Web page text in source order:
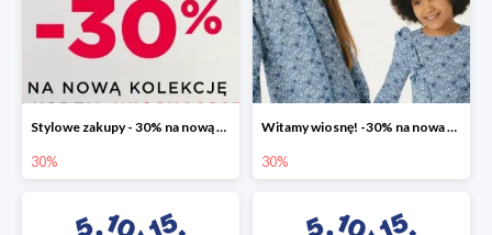
Stylowe zakupy - 30% na nową kolekcję
30%
Witamy wiosnę! -30% na nowa kolekcję
30%